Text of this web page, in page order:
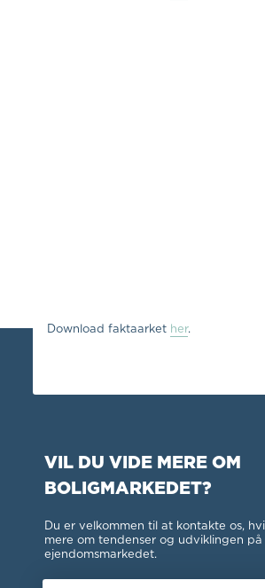
Download faktaarket her.
VIL DU VIDE MERE OM
BOLIGMARKEDET?
Du er velkommen til at kontakte os,
mere om tendenser og udviklingen
ejendomsmarkedet.